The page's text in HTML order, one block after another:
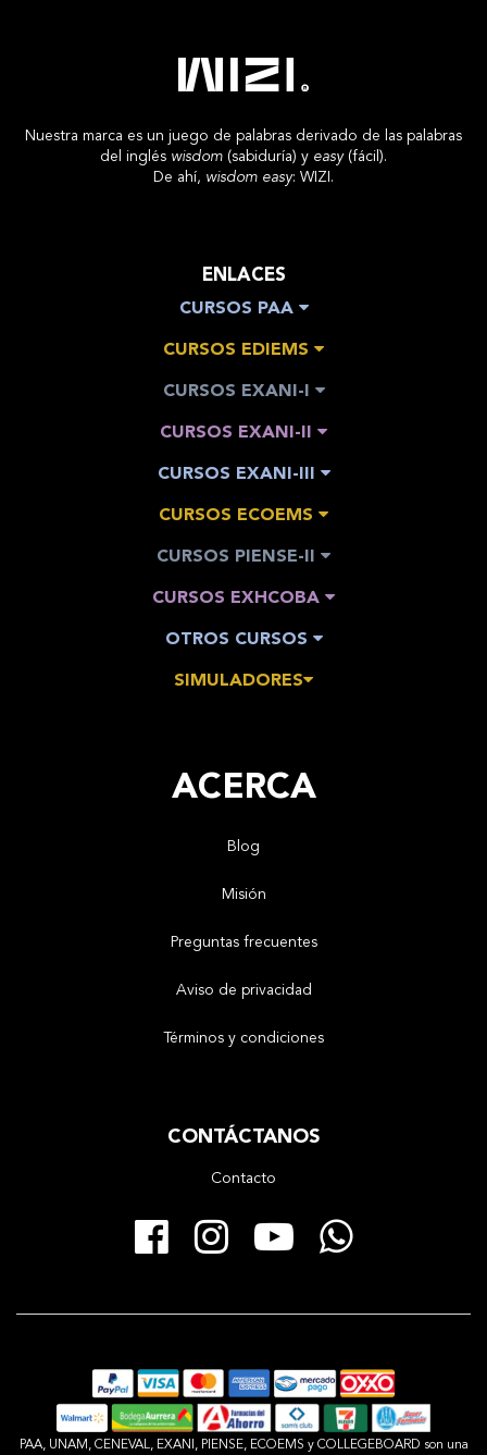
Nuestra marca es un juego de palabras derivado de las palabras
del inglés wisdom (sabiduría) y easy(fácil).
De ahí, wisdom easy: WIZI.
ENLACES
CURSOS PAA
CURSOS EDIEMS
CURSOS EXANI-I
CURSOS EXANI-II
CURSOS EXANI-III
CURSOS ECOEMS
CURSOS PIENSE-II
CURSOS EXHCOBA
OTROS CURSOS
SIMULADORES
ACERCA
Blog
Misión
Preguntas frecuentes
Aviso de privacidad
Términos y condiciones
CONTÁCTANOS
Contacto
Facebook
Instagram
YouTube
PAA, UNAM, CENEVAL, EXANI, PIENSE, ECOEMS y COLLEGEBOARD son una